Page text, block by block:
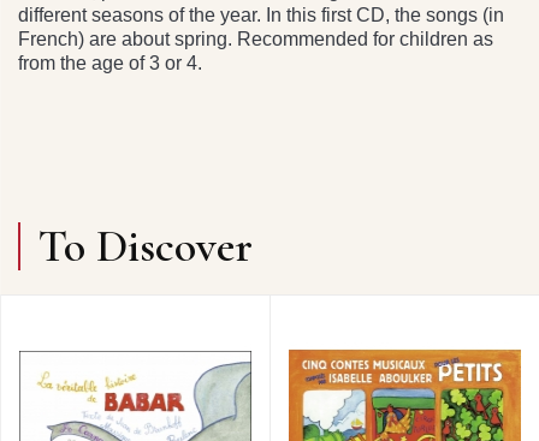
different seasons of the year. In this first CD, the songs (in
French) are about spring. Recommended for children as
from the age of 3 or 4.
To Discover